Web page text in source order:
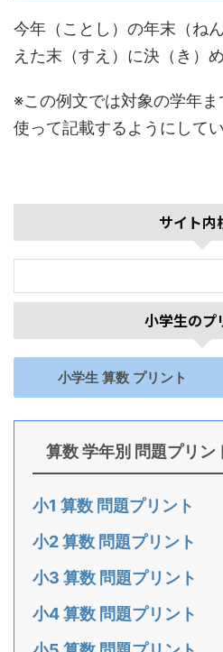
今年（ことし）の年末（ね
えた末（すえ）に決（き）
※この例文では対象の学年
使って記載するようにしてい
サイト内
小学生のプ
小学生 算数 プリント
算数 学年別 問題プリン
小1 算数 問題プリント
小2 算数 問題プリント
小3 算数 問題プリント
小4 算数 問題プリント